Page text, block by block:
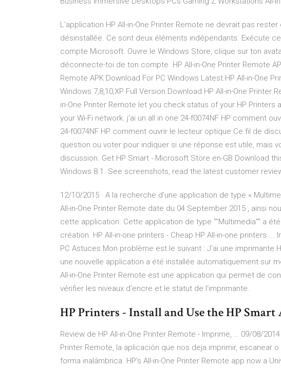
L'application HP All-in-One Printer Remote ne devrait pas
désinstallée. Ce sont deux éléments indépendants. Exécute
compte Microsoft. Ouvre le Windows Store, clique sur ton
déconnecte-toi de ton compte. HP All-in-One Printer Remote
Remote APK Download For PC Windows Latest.HP All-in-One
Windows 7,8,10,XP Full Version.Download HP All-in-One Printer
in-One Printer Remote let you check status of your HP Printers
your Wi-Fi network. j'ai un all in one 24-f0074NF HP comment
24-f0074NF HP comment ouvrir le lecteur optique Ce fil de
question ou voter pour indiquer si une réponse est utile, mais
discussion. Get HP Smart - Microsoft Store en-GB Download
Windows 8.1. See screenshots, read the latest customer
12/10/2015 · A la recherche d’une application de type «
All-in-One Printer Remote date du 04 September 2015 , ainsi
cette application. Cette application de type ""Multimedia"" a
création. HP All-in-one printers - Cheap HP All-in-one printers
PC Astuces Mon problème est le suivant : J’ai une imprimante
une nouvelle application a été installée automatiquement sur
All-in-One Printer Remote est une application qui permet de
vérifier les niveaux d'encre et le statut de l'imprimante.
HP Printers - Install and Use the HP
Review de HP All-in-One Printer Remote - Imprime, … 09/08/
Printer Remote, la aplicación que nos deja imprimir, escanear
forma inalámbrica. HP's All-in-One Printer Remote app now a